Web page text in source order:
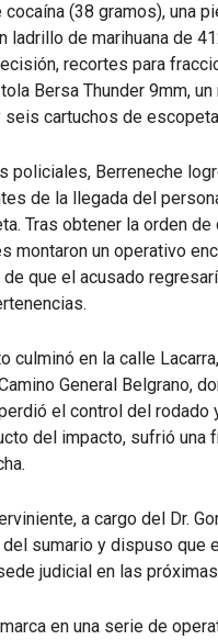
(38 gramos), una
ladrillo de marihuana de
recortes para
Bersa Thunder 9mm,
cartuchos de
policiales, Berreneche
de la llegada del
Tras obtener la orden
montaron un operativo
que el acusado
culminó en la calle
General Belgrano,
el control del rodado
del impacto, sufrió una
a cargo del Dr.
del sumario y dispuso que
judicial en las
en una serie de